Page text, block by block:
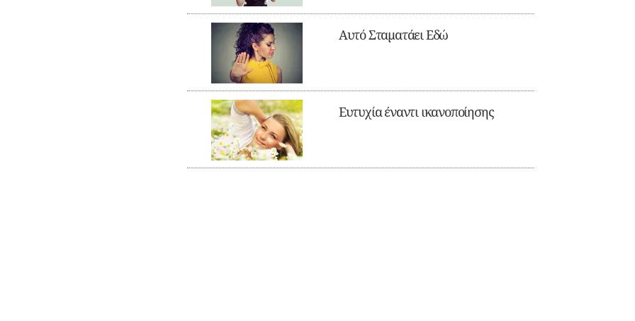
Αυτό Σταματάει Εδώ
Ευτυχία έναντι ικανοποίησης